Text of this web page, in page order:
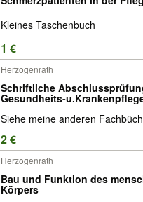
Kleines Taschenbuch
1 €
Herzogenrath
Schriftliche
Gesundheits-
Siehe meine anderen
2 €
Herzogenrath
Bau und Funktion des
Körpers